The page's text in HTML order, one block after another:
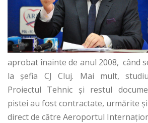
aprobat înainte de anul 2008, când
la şefia CJ Cluj. Mai mult,
Proiectul Tehnic şi restul
pistei au fost contractate, urmărite
direct de către Aeroportul